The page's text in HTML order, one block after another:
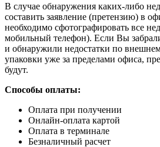
В случае обнаружения каких-либо
составить заявление (претензию) в
необходимо сфотографировать все
мобильный телефон). Если Вы
и обнаружили недостатки по
упаковки уже за пределами офиса,
будут.
Способы оплаты:
Оплата при получении
Онлайн-оплата картой
Оплата в терминале
Безналичный расчет